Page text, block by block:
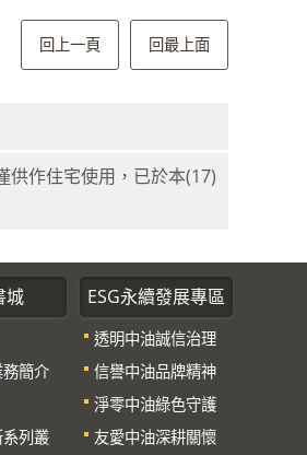
回上一頁 回最上面
供作住宅使用，已於本(17)
城
簡介
列叢
ESG永續發展專區
透明中油誠信治理
信譽中油品牌精神
淨零中油綠色守護
友愛中油深耕關懷